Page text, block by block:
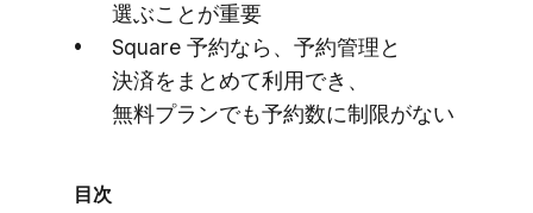
選ぶことが​重要
Square 予約なら、​予約管理と​
決済を​まとめて​利用でき、​
無料プランでも​予約数に​制限が​ない
目次